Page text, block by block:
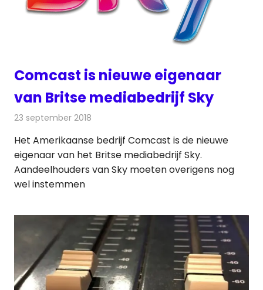
Comcast is nieuwe eigenaar
van Britse mediabedrijf Sky
23 september 2018
Het Amerikaanse bedrijf Comcast is de nieuwe
eigenaar van het Britse mediabedrijf Sky.
Aandeelhouders van Sky moeten overigens nog
wel instemmen